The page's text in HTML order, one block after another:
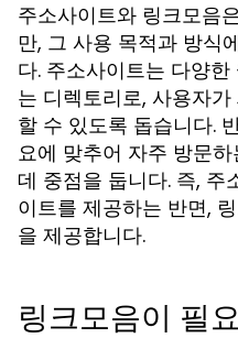
주소사이트와 링크모음
만, 그 사용 목적과 방식
다. 주소사이트는 다양
는 디렉토리로, 사용자
할 수 있도록 돕습니다.
요에 맞추어 자주 방문
데 중점을 둡니다. 즉, 주
이트를 제공하는 반면,
을 제공합니다.
링크모음이 필